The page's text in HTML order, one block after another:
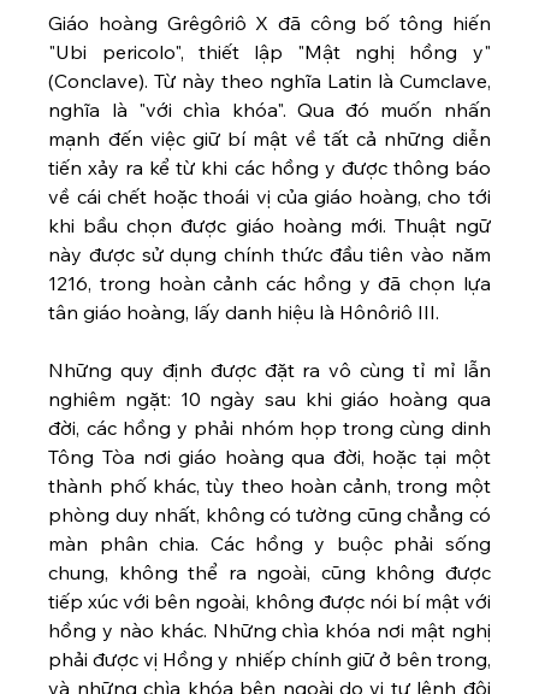
Giáo hoàng Grêgôriô X đã công bố tông hiến
"Ubi pericolo", thiết lập "Mật nghị hồng y"
(Conclave). Từ này theo nghĩa Latin là Cumclave,
nghĩa là "với chìa khóa". Qua đó muốn nhấn
mạnh đến việc giữ bí mật về tất cả những diễn
tiến xảy ra kể từ khi các hồng y được thông báo
về cái chết hoặc thoái vị của giáo hoàng, cho tới
khi bầu chọn được giáo hoàng mới. Thuật ngữ
này được sử dụng chính thức đầu tiên vào năm
1216, trong hoàn cảnh các hồng y đã chọn lựa
tân giáo hoàng, lấy danh hiệu là Hônôriô III.
Những quy định được đặt ra vô cùng tỉ mỉ lẫn
nghiêm ngặt: 10 ngày sau khi giáo hoàng qua
đời, các hồng y phải nhóm họp trong cùng dinh
Tông Tòa nơi giáo hoàng qua đời, hoặc tại một
thành phố khác, tùy theo hoàn cảnh, trong một
phòng duy nhất, không có tường cũng chẳng có
màn phân chia. Các hồng y buộc phải sống
chung, không thể ra ngoài, cũng không được
tiếp xúc với bên ngoài, không được nói bí mật với
hồng y nào khác. Những chìa khóa nơi mật nghị
phải được vị Hồng y nhiếp chính giữ ở bên trong,
và những chìa khóa bên ngoài do vị tư lệnh đội